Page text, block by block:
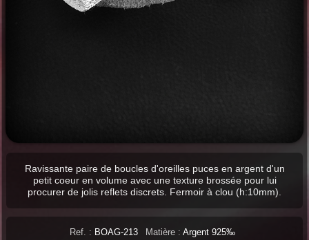
Ravissante paire de boucles d'oreilles puces en argent d'un
petit coeur en volume avec une texture brossée pour lui
procurer de jolis reflets discrets. Fermoir à clou (h:10mm).
Ref. : BOAG-213 Matière : Argent 925‰